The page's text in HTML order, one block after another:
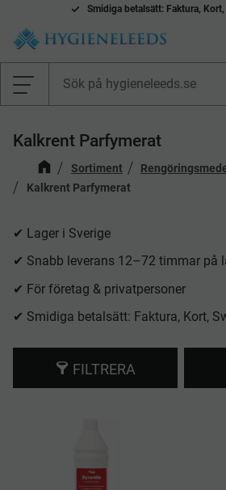
Meny
Smidiga betalsätt: Faktura,
Kalkrent Parfymerat
Sortiment
Kalkrent Parfymerat
✔ Lager i Sverige
✔ Snabb leverans 12–72 timmar på
✔ För företag & privatpersoner
✔ Smidiga betalsätt: Faktura, Kort,
FILTRERA